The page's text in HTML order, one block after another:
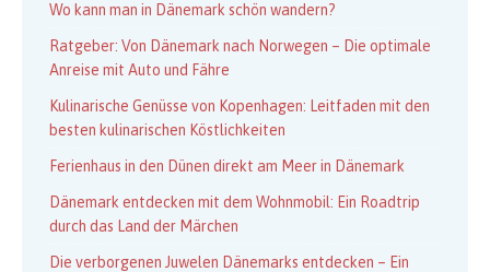
Wo kann man in Dänemark schön wandern?
Ratgeber: Von Dänemark nach Norwegen – Die optimale
Anreise mit Auto und Fähre
Kulinarische Genüsse von Kopenhagen: Leitfaden mit den
besten kulinarischen Köstlichkeiten
Ferienhaus in den Dünen direkt am Meer in Dänemark
Dänemark entdecken mit dem Wohnmobil: Ein Roadtrip
durch das Land der Märchen
Die verborgenen Juwelen Dänemarks entdecken – Ein